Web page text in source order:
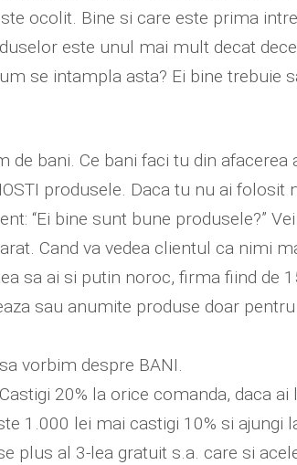
ocolit. Bine si care este prima
este unul mai mult decat
se intampla asta? Ei bine trebuie
bani. Ce bani faci tu din
produsele. Daca tu nu ai
“Ei bine sunt bune produsele?”
Cand va vedea clientul ca nimi
sa ai si putin noroc, firma fiind de
sau anumite produse doar
vorbim despre BANI.
20% la orice comanda, daca
1.000 lei mai castigi 10% si ajungi
plus al 3-lea gratuit s.a. care si